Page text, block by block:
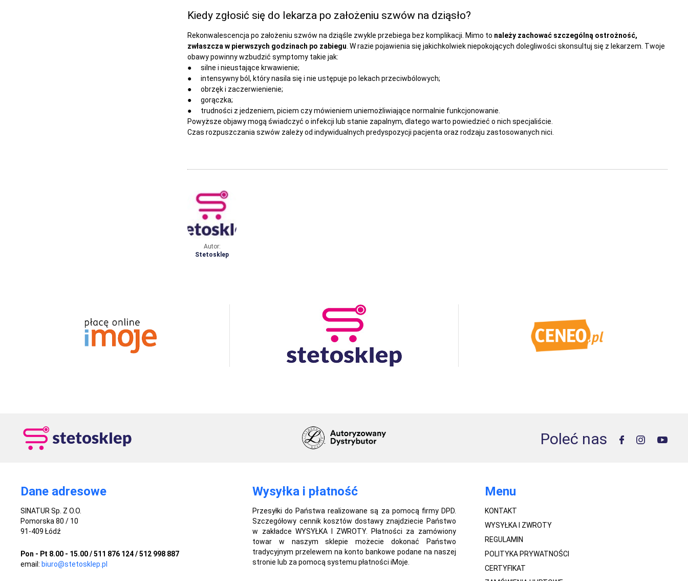
Kiedy zgłosić się do lekarza po założeniu szwów na dziąsło?
Rekonwalescencja po założeniu szwów na dziąśle zwykle przebiega bez komplikacji. Mimo to należy zachować szczególną ostrożność,
zwłaszcza w pierwszych godzinach po zabiegu. W razie pojawienia się jakichkolwiek niepokojących dolegliwości skonsultuj się z lekarzem. Twoje
obawy powinny wzbudzić symptomy takie jak:
● silne i nieustające krwawienie;
● intensywny ból, który nasila się i nie ustępuje po lekach przeciwbólowych;
● obrzęk i zaczerwienienie;
● gorączka;
● trudności z jedzeniem, piciem czy mówieniem uniemożliwiające normalnie funkcjonowanie.
Powyższe objawy mogą świadczyć o infekcji lub stanie zapalnym, dlatego warto powiedzieć o nich specjaliście.
Czas rozpuszczania szwów zależy od indywidualnych predyspozycji pacjenta oraz rodzaju zastosowanych nici.
Autor:
Stetosklep
Poleć nas
Dane adresowe
SINATUR Sp. Z O.O.
Pomorska 80 / 10
91-409 Łódź
Pon - Pt 8.00 - 15.00 / 511 876 124 / 512 998 887
email: biuro@stetosklep.pl
Wysyłka i płatność
Przesyłki do Państwa realizowane są za pomocą firmy DPD.
Szczegółowy cennik kosztów dostawy znajdziecie Państwo
w zakładce WYSYŁKA I ZWROTY. Płatności za zamówiony
towar w naszym sklepie możecie dokonać Państwo
tradycyjnym przelewem na konto bankowe podane na naszej
stronie lub za pomocą systemu płatności iMoje.
Menu
KONTAKT
WYSYŁKA I ZWROTY
REGULAMIN
POLITYKA PRYWATNOŚCI
CERTYFIKAT